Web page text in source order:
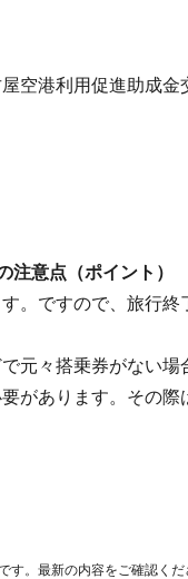
空港利用促進助成
注意点（ポイント）
。ですので、旅行
元々搭乗券がない
があります。その
。最新の内容をご確認くだ